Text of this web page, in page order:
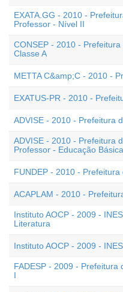
EXATA.GG - 2010 -
Professor - Nível II
CONSEP - 2010 -
Classe A
METTA C&amp;C - 2010 -
EXATUS-PR - 2010 -
ADVISE - 2010 - Prefeitura
ADVISE - 2010 - Prefeitura
Professor - Educação Básica
FUNDEP - 2010 -
ACAPLAM - 2010 -
Instituto AOCP - 2009 -
Literatura
Instituto AOCP - 2009 -
FADESP - 2009 - Prefeitura
I